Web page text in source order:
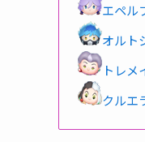
エペル
オルト
トレメ
クルエ